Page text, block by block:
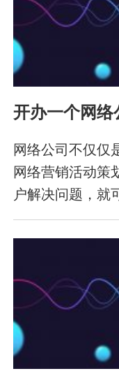
开办一个网络
网络公司不仅仅
网络营销活动策
户解决问题，就
务。几乎每家网
但业务比重不同
的告诉大家该如